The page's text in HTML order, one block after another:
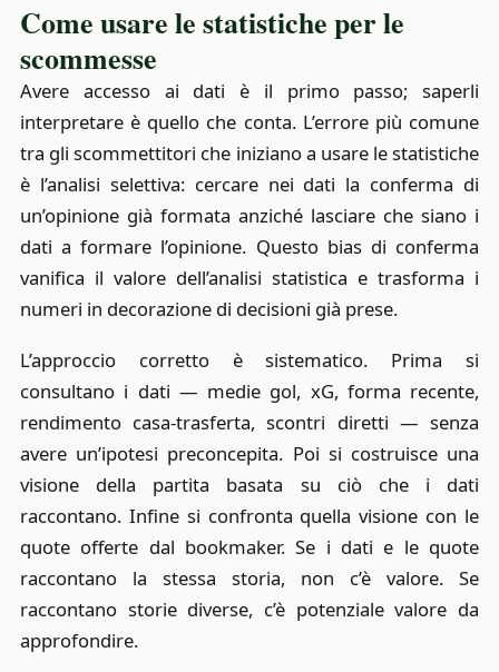
Come usare le statistiche per le
scommesse
Avere accesso ai dati è il primo passo; saperli
interpretare è quello che conta. L’errore più comune
tra gli scommettitori che iniziano a usare le statistiche
è l’analisi selettiva: cercare nei dati la conferma di
un’opinione già formata anziché lasciare che siano i
dati a formare l’opinione. Questo bias di conferma
vanifica il valore dell’analisi statistica e trasforma i
numeri in decorazione di decisioni già prese.
L’approccio corretto è sistematico. Prima si
consultano i dati — medie gol, xG, forma recente,
rendimento casa-trasferta, scontri diretti — senza
avere un’ipotesi preconcepita. Poi si costruisce una
visione della partita basata su ciò che i dati
raccontano. Infine si confronta quella visione con le
quote offerte dal bookmaker. Se i dati e le quote
raccontano la stessa storia, non c’è valore. Se
raccontano storie diverse, c’è potenziale valore da
approfondire.